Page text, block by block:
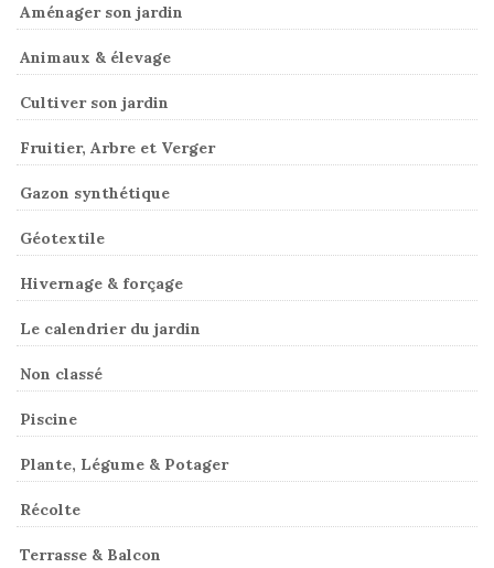
Aménager son jardin
Animaux & élevage
Cultiver son jardin
Fruitier, Arbre et Verger
Gazon synthétique
Géotextile
Hivernage & forçage
Le calendrier du jardin
Non classé
Piscine
Plante, Légume & Potager
Récolte
Terrasse & Balcon